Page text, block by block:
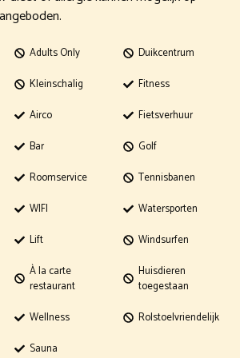
Adults Only
Kleinschalig
Airco
Bar
Roomservice
WIFI
Lift
À la carte
restaurant
Wellness
Sauna
Duikcentrum
Fitness
Fietsverhuur
Golf
Tennisbanen
Watersporten
Windsurfen
Huisdieren
toegestaan
Rolstoelvriendelijk